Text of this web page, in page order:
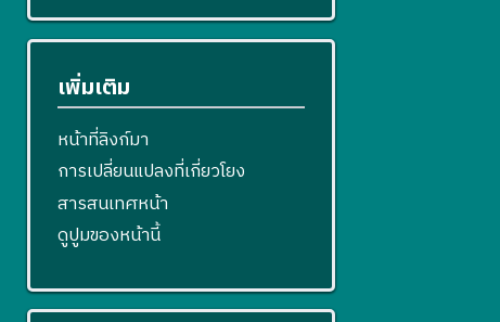
เพิ่มเติม
หน้าที่ลิงก์มา
การเปลี่ยนแปลงที่เกี่ยวโยง
สารสนเทศหน้า
ดูปูมของหน้านี้